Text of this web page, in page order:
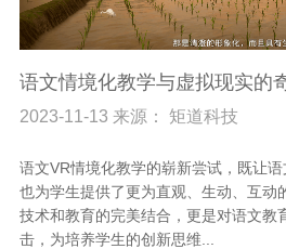
语文情境化教学与虚拟现实的
2023-11-13 来源： 矩道科技
语文VR情境化教学的崭新尝试，既让语
也为学生提供了更为直观、生动、互动
技术和教育的完美结合，更是对语文教
击，为培养学生的创新思维...